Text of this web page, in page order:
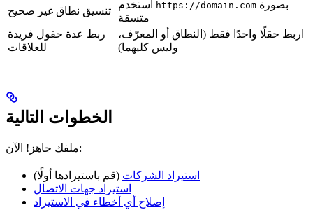
تنسيق نطاق غير صحيح https://domain.com
متسقة
ربط عدة حقول فريدة
للعلاقات
اربط حقلًا واحدًا فقط (النطاق أو المعرّف،
وليس كليهما)
الخطوات التالية
ملفك جاهز! الآن:
استيراد الشركات (قم باستيرادها أولًا)
استيراد جهات الاتصال
إصلاح أي أخطاء في الاستيراد